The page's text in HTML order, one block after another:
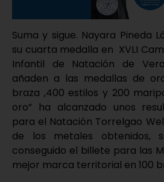
Suma y sigue. Nayara Pineda
su cuarta medalla en XVLI
Infantil de Natación de
añaden a las medallas de
braza ,400 estilos y 200
oro” ha alcanzado unos
para el Natación Torrelgao
de los metales obtenidos,
conseguido el billete para las
mejor marca territorial en 100